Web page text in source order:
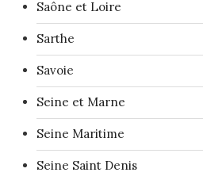
Saône et Loire
Sarthe
Savoie
Seine et Marne
Seine Maritime
Seine Saint Denis